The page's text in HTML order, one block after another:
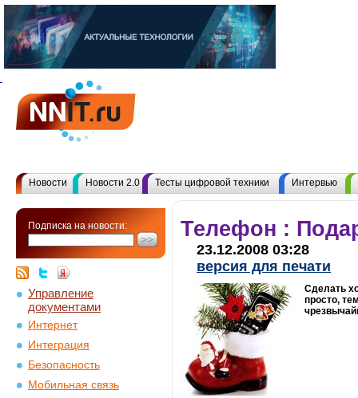
Новости Новости 2.0 Тесты цифровой техники Интервью
Подписка на новости:
Управление
документами
Интернет
Интеграция
Безопасность
Мобильная связь
Телефон :
23.12.2008 03:28
версия для печати
Сделать
просто,